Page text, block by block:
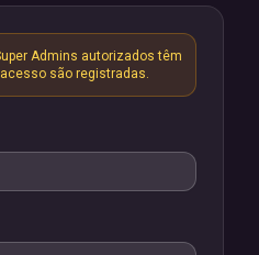
Admins autorizados têm
são registradas.